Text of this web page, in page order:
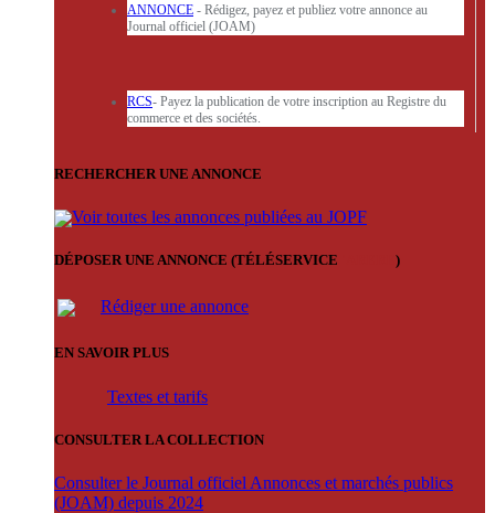
ANNONCE - Rédigez, payez et publiez votre annonce au
Journal officiel (JOAM)
RCS- Payez la publication de votre inscription au Registre du
commerce et des sociétés.
RECHERCHER UNE ANNONCE
Voir toutes les annonces publiées au JOPF
DÉPOSER UNE ANNONCE (TÉLÉSERVICE )
Rédiger une annonce
EN SAVOIR PLUS
Textes et tarifs
CONSULTER LA COLLECTION
Consulter le Journal officiel Annonces et marchés publics
(JOAM) depuis 2024